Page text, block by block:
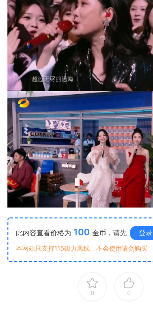
此内容查看价格为 100 金币，请先 登录
本网站只支持115磁力离线，不会使用请勿购买
0 0